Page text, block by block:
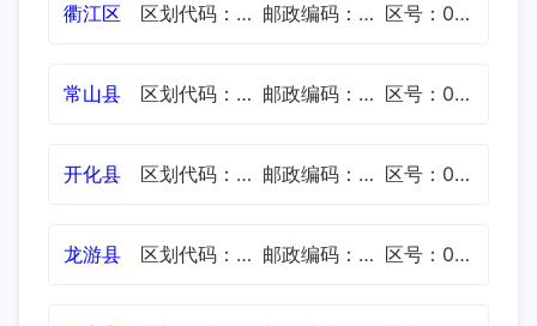
衢江区 区划代码：330803 邮政编码：324022 区号：0570
常山县 区划代码：330822 邮政编码：324200 区号：0570
开化县 区划代码：330824 邮政编码：324300 区号：0570
龙游县 区划代码：330825 邮政编码：324400 区号：0570